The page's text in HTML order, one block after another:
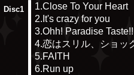
Disc1
1.Close To Your Heart
2.It's crazy for you
3.Ohh! Paradise Taste!!
4.恋はスリル、ショッ
5.FAITH
6.Run up